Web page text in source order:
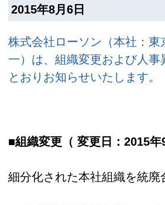
2015年8月6日
株式会社ローソン（本社：
一）は、組織変更および人
とおりお知らせいたします。
■組織変更（ 変更日：2015年
細分化された本社組織を統